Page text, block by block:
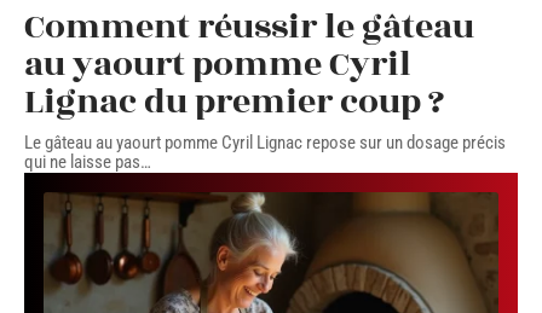
Comment réussir le gâteau
au yaourt pomme Cyril
Lignac du premier coup ?
Le gâteau au yaourt pomme Cyril Lignac repose sur un dosage précis
qui ne laisse pas…